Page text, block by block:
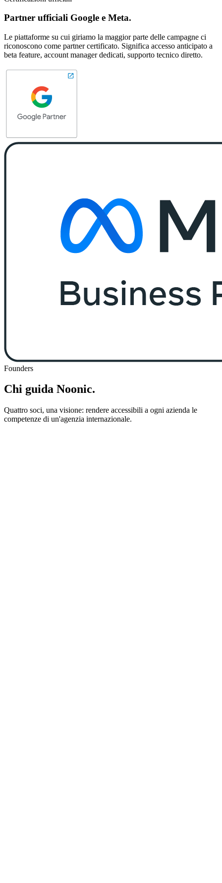
Partner ufficiali Google e Meta.
Le piattaforme su cui giriamo la maggior parte delle campagne ci
riconoscono come partner certificato. Significa accesso anticipato a
beta feature, account manager dedicati, supporto tecnico diretto.
Founders
Chi guida Noonic.
Quattro soci, una visione: rendere accessibili a ogni azienda le
competenze di un'agenzia internazionale.